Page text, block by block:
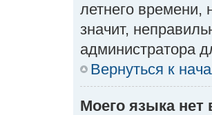
летнего времени,
значит,
администратора
Вернуться к
Моего языка нет